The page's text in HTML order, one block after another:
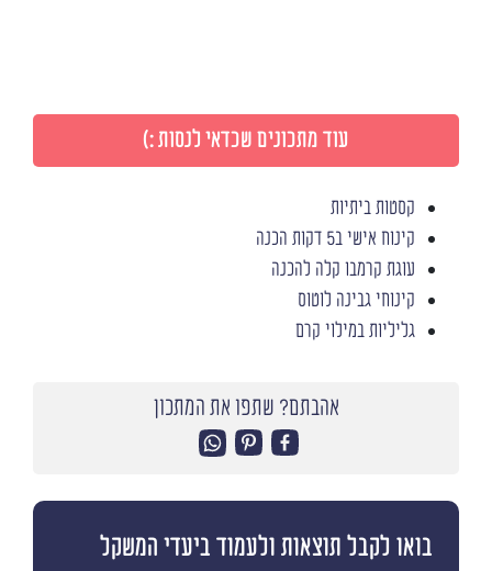
עוד מתכונים שכדאי לנסות :)
קסטות ביתיות
קינוח אישי ב5 דקות הכנה
עוגת קרמבו קלה להכנה
קינוחי גבינה לוטוס
גליליות במילוי קרם
אהבתם? שתפו את המתכון
בואו לקבל תוצאות ולעמוד ביעדי המשקל